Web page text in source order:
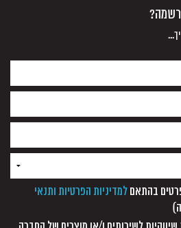
למדיניות הפרטיות ותנאי